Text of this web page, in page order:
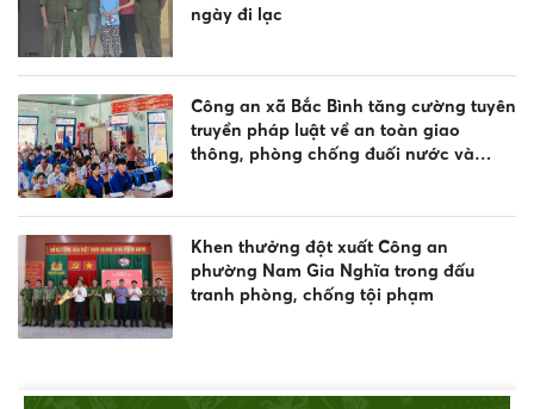
ngày đi lạc
Công an xã Bắc Bình tăng cường tuyên
truyền pháp luật về an toàn giao
thông, phòng chống đuối nước và
Khen thưởng đột xuất Công an
phường Nam Gia Nghĩa trong đấu
tranh phòng, chống tội phạm